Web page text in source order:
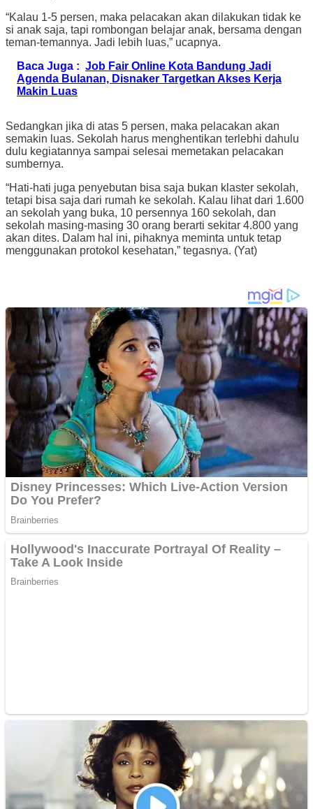
“Kalau 1-5 persen, maka pelacakan akan dilakukan tidak ke
si anak saja, tapi rombongan belajar anak, bersama dengan
teman-temannya. Jadi lebih luas,” ucapnya.
Baca Juga : Job Fair Online Kota Bandung Jadi
Agenda Bulanan, Disnaker Targetkan Akses Kerja
Makin Luas
Sedangkan jika di atas 5 persen, maka pelacakan akan
semakin luas. Sekolah harus menghentikan terlebhi dahulu
dulu kegiatannya sampai selesai memetakan pelacakan
sumbernya.
“Hati-hati juga penyebutan bisa saja bukan klaster sekolah,
tetapi bisa saja dari rumah ke sekolah. Kalau lihat dari 1.600
an sekolah yang buka, 10 persennya 160 sekolah, dan
sekolah masing-masing 30 orang berarti sekitar 4.800 yang
akan dites. Dalam hal ini, pihaknya meminta untuk tetap
menggunakan protokol kesehatan,” tegasnya. (Yat)